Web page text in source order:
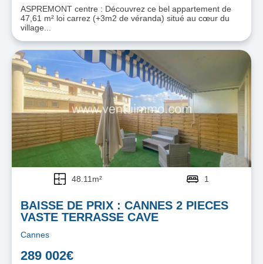
ASPREMONT centre : Découvrez ce bel appartement de
47,61 m² loi carrez (+3m2 de véranda) situé au cœur du
village...
48.11m² 1
BAISSE DE PRIX : CANNES 2 PIECES
VASTE TERRASSE CAVE
Cannes
289 002€